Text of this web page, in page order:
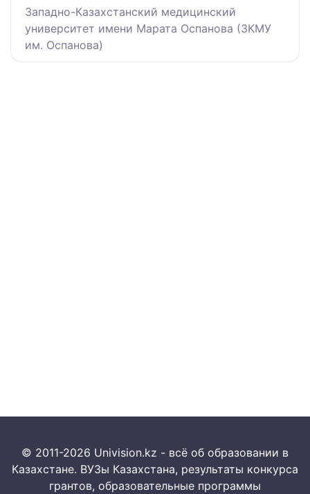
Западно-Казахстанский медицинский
университет имени Марата Оспанова (ЗКМУ
им. Оспанова)
© 2011-2026 Univision.kz - всё об образовании в
Казахстане. ВУЗы Казахстана, результаты конкурса
грантов, образовательные программы